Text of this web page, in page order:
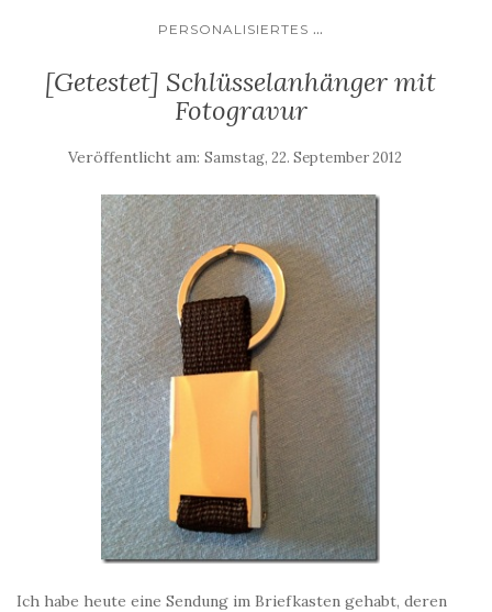
PERSONALISIERTES ...
[Getestet] Schlüsselanhänger mit
Fotogravur
Veröffentlicht am: Samstag, 22. September 2012
Ich habe heute eine Sendung im Briefkasten gehabt, deren